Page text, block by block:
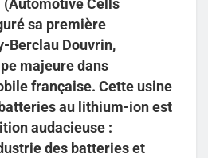
(Automotive Cells
sa première
Berclau Douvrin,
majeure dans
française. Cette usine
au lithium-ion est
audacieuse :
des batteries et